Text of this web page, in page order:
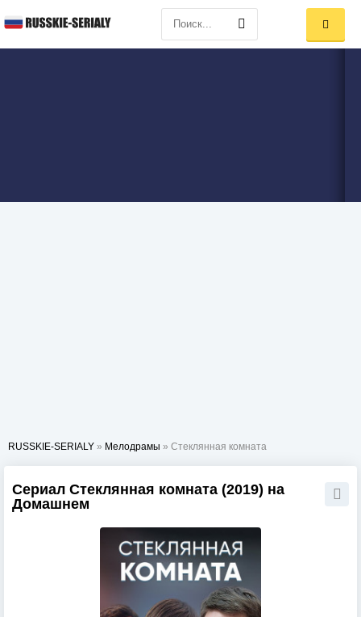
RUSSKIE-SERIALY » Мелодрамы » Стеклянная комната
Сериал Стеклянная комната (2019) на
Домашнем